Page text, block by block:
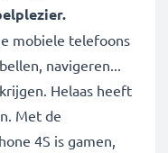
mobiele telefoons
navigeren...
Helaas heeft
Met de
4S is gamen,